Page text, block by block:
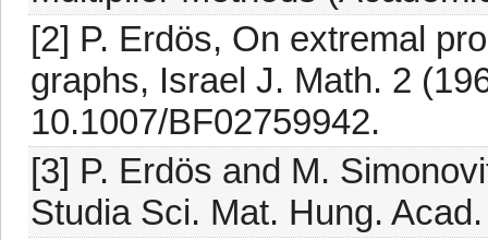
[2] P. Erdös, On extremal
graphs, Israel J. Math. 2
10.1007/BF02759942.
[3] P. Erdös and M.
Studia Sci. Mat. Hung.